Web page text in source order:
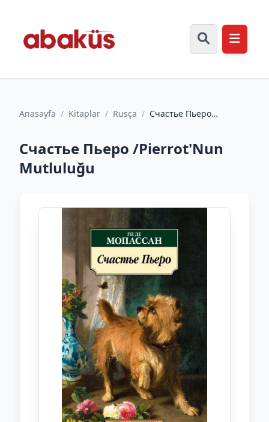
Anasayfa / Kitaplar / Rusça / Счастье Пьеро
Счастье Пьеро /Pierrot'Nun
Mutluluğu